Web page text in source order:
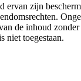
ervan zijn
de inhoud
niet toegestaan.